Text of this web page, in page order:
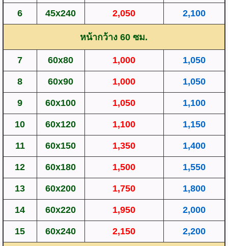
6 45x240 2,050 2,100
หน้ากว้าง 60 ซม.
7 60x80 1,000 1,050
8 60x90 1,000 1,050
9 60x100 1,050 1,100
10 60x120 1,100 1,150
11 60x150 1,350 1,400
12 60x180 1,500 1,550
13 60x200 1,750 1,800
14 60x220 1,950 2,000
15 60x240 2,150 2,200